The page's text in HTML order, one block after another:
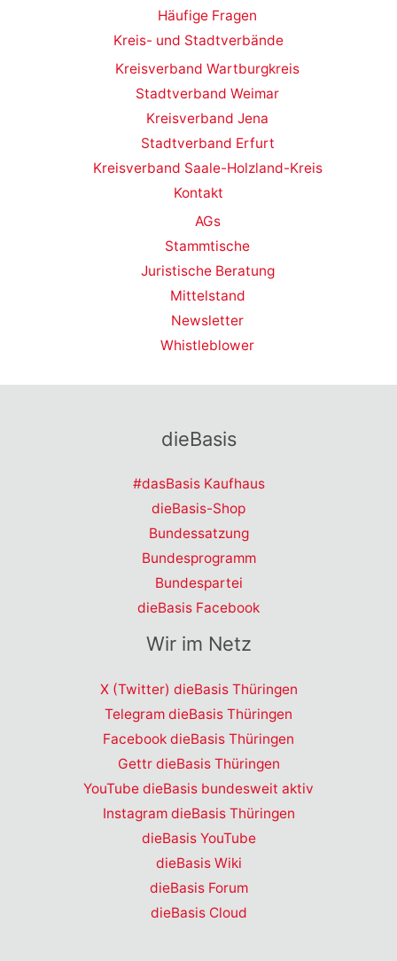
Häufige Fragen
Kreis- und Stadtverbände
Kreisverband Wartburgkreis
Stadtverband Weimar
Kreisverband Jena
Stadtverband Erfurt
Kreisverband Saale-Holzland-Kreis
Kontakt
AGs
Stammtische
Juristische Beratung
Mittelstand
Newsletter
Whistleblower
dieBasis
#dasBasis Kaufhaus
dieBasis-Shop
Bundessatzung
Bundesprogramm
Bundespartei
dieBasis Facebook
Wir im Netz
X (Twitter) dieBasis Thüringen
Telegram dieBasis Thüringen
Facebook dieBasis Thüringen
Gettr dieBasis Thüringen
YouTube dieBasis bundesweit aktiv
Instagram dieBasis Thüringen
dieBasis YouTube
dieBasis Wiki
dieBasis Forum
dieBasis Cloud